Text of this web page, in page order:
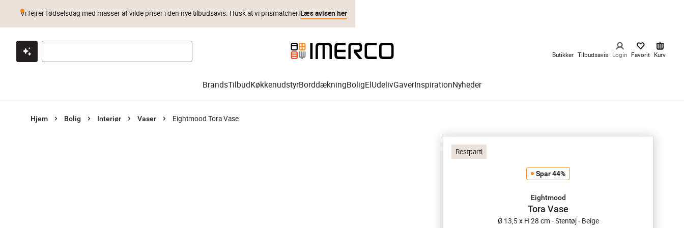
Klik & hent Byt i 1 år Prismatch
Vi fejrer fødselsdag med masser af vilde priser i den nye tilbudsavis. Husk at vi prismatcher!Læs avisen her
Butikker Tilbudsavis Login Favorit Kurv
BrandsTilbudKøkkenudstyrBorddækningBoligElUdelivGaverInspirationNyheder
Hjem Bolig Interiør Vaser Eightmood Tora Vase
Restparti
Spar 44%
Eightmood
Tora Vase
Ø 13,5 x H 28 cm - Stentøj - Beige